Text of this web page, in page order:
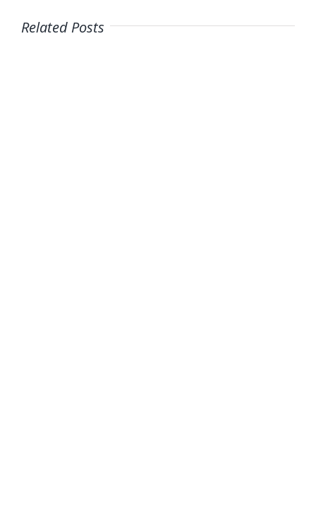
Related Posts